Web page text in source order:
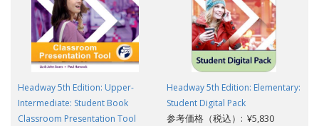
Headway 5th Edition: Upper-
Intermediate: Student Book
Classroom Presentation Tool
Headway 5th Edition: Elementary:
Student Digital Pack
参考価格（税込）: ¥5,830